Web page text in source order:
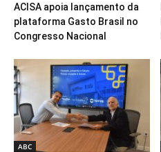
ACISA apoia lançamento da
plataforma Gasto Brasil no
Congresso Nacional
ABC